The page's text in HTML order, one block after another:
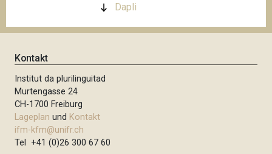
Dapli
Kontakt
Institut da plurilinguitad
Murtengasse 24
CH-1700 Freiburg
Lageplan und Kontakt
ifm-kfm@unifr.ch
Tel +41 (0)26 300 67 60